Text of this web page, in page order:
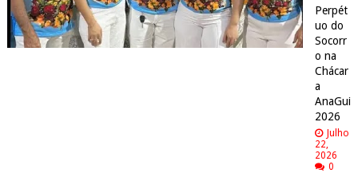
Perpét
uo do
Socorr
o na
Chácar
a
AnaGui
2026
Julho
22,
2026
0